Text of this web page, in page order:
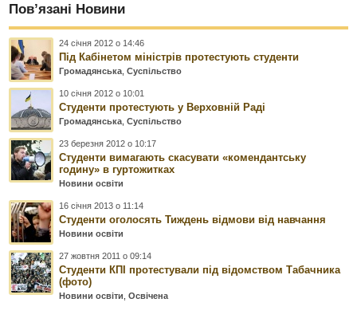
Пов’язані Новини
24 січня 2012 о 14:46
Під Кабінетом міністрів протестують студенти
Громадянська ,Суспільство
10 січня 2012 о 10:01
Студенти протестують у Верховній Раді
Громадянська ,Суспільство
23 березня 2012 о 10:17
Студенти вимагають скасувати «комендантську
годину» в гуртожитках
Новини освіти
16 січня 2013 о 11:14
Студенти оголосять Тиждень відмови від навчання
Новини освіти
27 жовтня 2011 о 09:14
Студенти КПІ протестували під відомством Табачника
(фото)
Новини освіти ,Освічена